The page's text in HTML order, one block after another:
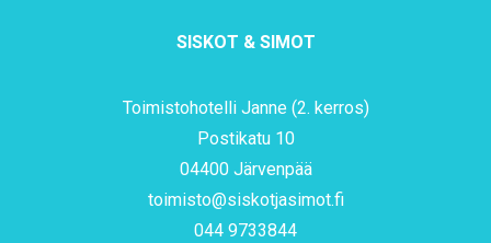
SISKOT & SIMOT
Toimistohotelli Janne (2. kerros)
Postikatu 10
04400 Järvenpää
toimisto@siskotjasimot.fi
044 9733844